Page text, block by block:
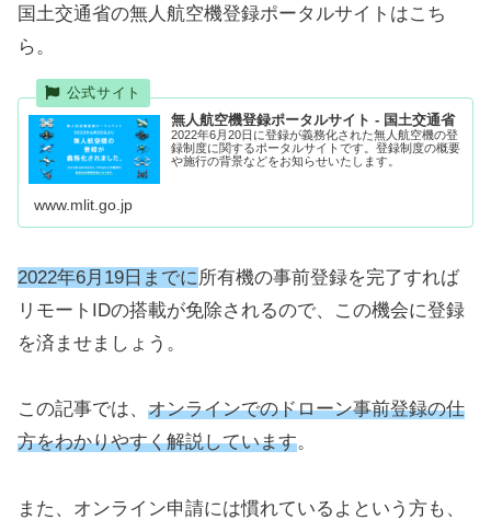
国土交通省の無人航空機登録ポータルサイトはこち
ら。
無人航空機登録ポータルサイト - 国土交通省
2022年6月20日に登録が義務化された無人航空機の登
録制度に関するポータルサイトです。登録制度の概要
や施行の背景などをお知らせいたします。
www.mlit.go.jp
2022年6月19日までに 所有機の事前登録を完了すれば
リモートIDの搭載が免除されるので、この機会に登録
を済ませましょう。
この記事では、 オンラインでのドローン事前登録の仕
方をわかりやすく解説しています。
また、オンライン申請には慣れているよという方も、